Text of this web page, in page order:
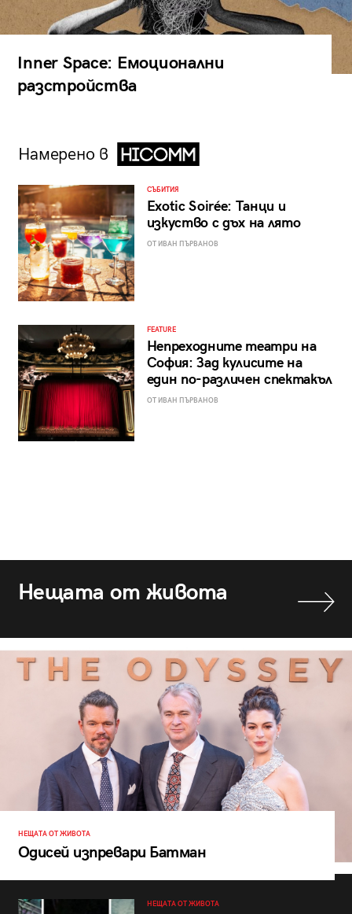
Inner Space: Емоционални
разстройства
Намерено в
СЪБИТИЯ
Exotic Soirée: Танци и
изкуство с дъх на лято
ОТ ИВАН ПЪРВАНОВ
FEATURE
Непреходните театри на
София: Зад кулисите на
един по-различен спектакъл
ОТ ИВАН ПЪРВАНОВ
Нещата от живота
НЕЩАТА ОТ ЖИВОТА
Одисей изпревари Батман
НЕЩАТА ОТ ЖИВОТА